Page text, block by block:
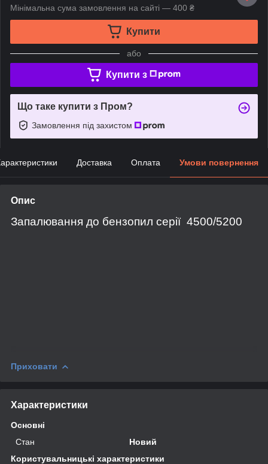
Мінімальна сума замовлення на сайті — 400 ₴
Купити
або
Купити з
Що таке купити з Пром?
Замовлення під захистом
Доставка Оплата Умови повернення
Опис
Запалювання до бензопил серії 4500/5200
Приховати
Характеристики
Основні
Стан
Новий
Користувальницькі характеристики